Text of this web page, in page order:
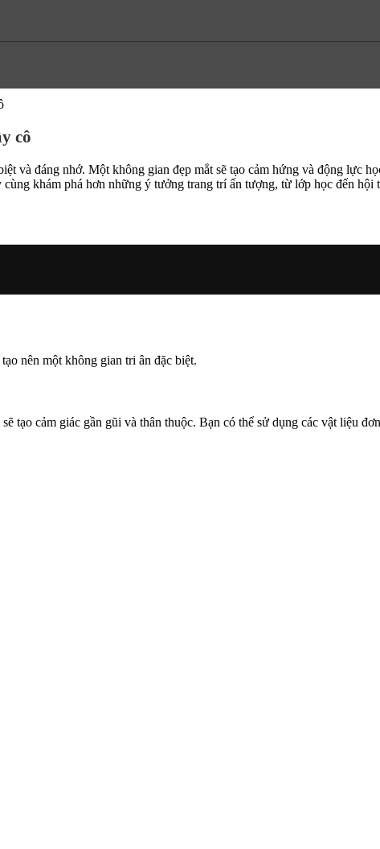
cô
và đáng nhớ. Một không gian đẹp mắt sẽ tạo cảm hứng và động lực
khám phá hơn những ý tưởng trang trí ấn tượng, từ lớp học đến hội
nên một không gian tri ân đặc biệt.
tạo cảm giác gần gũi và thân thuộc. Bạn có thể sử dụng các vật liệu